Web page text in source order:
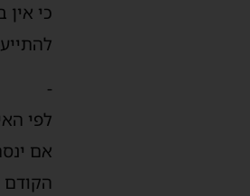
כי
-
לפי
אם
הקודם